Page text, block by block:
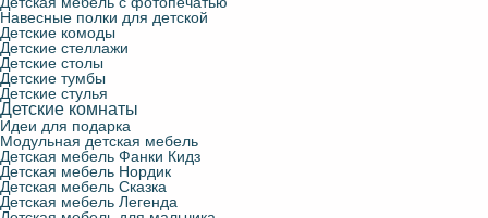
Навесные полки для детской
Детские комоды
Детские стеллажи
Детские столы
Детские тумбы
Детские стулья
Детские комнаты
Идеи для подарка
Модульная детская мебель
Детская мебель Фанки Кидз
Детская мебель Нордик
Детская мебель Сказка
Детская мебель Легенда